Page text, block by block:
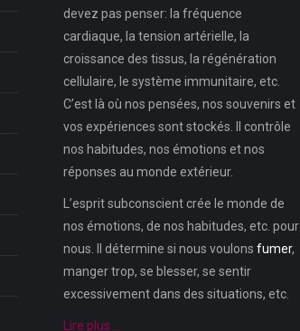
devez pas penser: la fréquence
cardiaque, la tension artérielle, la
croissance des tissus, la régénération
cellulaire, le système immunitaire, etc.
C’est là où nos pensées, nos souvenirs et
vos expériences sont stockés. Il contrôle
nos habitudes, nos émotions et nos
réponses au monde extérieur.
L’esprit subconscient crée le monde de
nos émotions, de nos habitudes, etc. pour
nous. Il détermine si nous voulons fumer,
manger trop, se blesser, se sentir
excessivement dans des situations, etc.
Lire plus …